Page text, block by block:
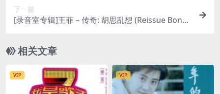
下一篇
[录音室专辑]王菲 – 传奇: 胡思乱想 (Reissue Bonus
相关文章
VIP VIP